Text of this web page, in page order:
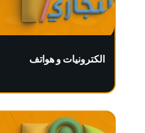
الكترونيات و هواتف